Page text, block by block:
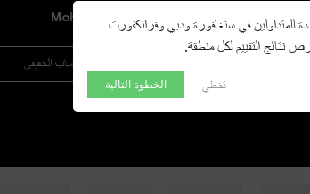
Mohicans Marketing Management LLC
فتح الحساب الحقيقي
للمتداولين في سنغافورة ودبي وفرانكفورت
نتائج التقييم لكل منطقة.
تخطي الخطوة التالية